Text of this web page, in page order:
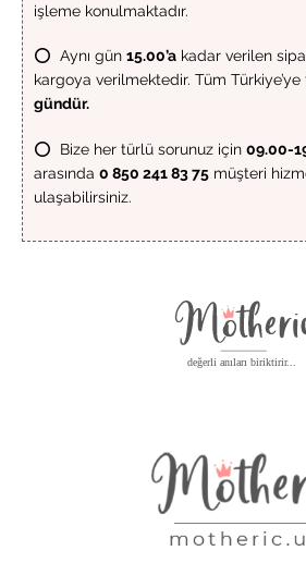
işleme konulmaktadır.
⭕ Aynı gün 15.00’a kadar verilen
kargoya verilmektedir. Tüm
gündür.
⭕ Bize her türlü sorunuz için 09.00-
arasında 0 850 241 83 75 müşteri
ulaşabilirsiniz.